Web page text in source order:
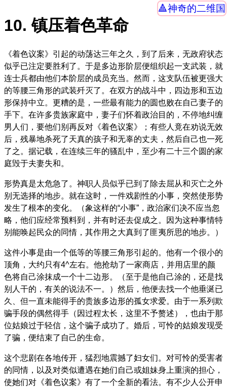
神奇的二维国
10. 镇压着色革命
《着色议案》引起的动荡达三年之久，到了后来，无政府状态
似乎已注定要胜利了。于是多边形阶层便组织起一支武装，就
连士兵都由他们本阶层的成员充当。然而，这支队伍被更强大
的等腰三角形的武装歼灭了。在双方的战斗中，四边形和五边
形保持中立。更糟的是，一些最有能力的圆也败在自己妻子的
手下。在许多贵族家庭中，妻子们怀着政治目的，不停地纠缠
男人们，要他们别再反对《着色议案》；有些人竟在劝说无效
后，残暴地杀死了天真的孩子和无辜的丈夫，然后自己也一死
了之。据记载，在连续三年的骚乱中，至少有二十三个圆的家
庭毁于夫妻失和。
形势真是太危急了。神职人员似乎已到了除去屈从和灭亡之外
别无选择的地步。就在这时，一件戏剧性的小事，突然使形势
发生了根本的变化。（象这样的“小事”，政治家们决不应当忽
略，他们应经常预料到，并有时还去促成之。因为这种事情特
别能唤起民众的同情，其作用之大真到了匪夷所思的地步。）
这件小事是由一个低等的等腰三角形引起的。他有一个很小的
顶角，大约只有4^左右。他抢劫了一家商店，并用店里的颜
色将自己涂抹成一个十二边形。（至于是他自己涂的，还是找
别人干的，有关的说法不一。）然后，他便去找一个他垂涎已
久、但一直未能得手的贵族多边形的孤女求爱。由于一系列欺
骗手段的偶然得手（因过程太长，这里不予赘述），也由于那
位姑娘过于轻信，这个骗子成功了。婚后，可怜的姑娘发现受
了骗，便结束了自己的生命。
这个悲剧在各地传开，猛烈地震撼了妇女们。对可怜的受害者
的同情，以及对类似遭遇在她们自己或姐妹身上重演的担心，
使她们对《着色议案》有了一个全新的看法。有不少人公开申